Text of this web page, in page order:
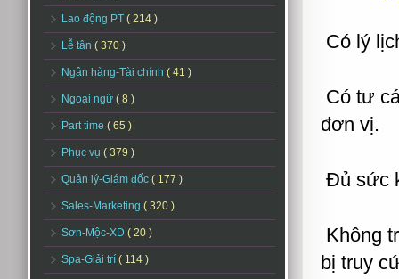
Lao động PT ( 214 )
Lễ tân ( 370 )
Ngân hàng-Tài chính ( 41 )
Ngoại ngữ ( 8 )
Part time ( 65 )
Phục vụ ( 379 )
Quản lý-Giám đốc ( 177 )
Sales-Marketing ( 320 )
Sơn-Mộc-XD ( 20 )
Spa-Giải trí ( 114 )
Có lý
Có tư
đơn vị.
Đủ sức
Không
bị truy